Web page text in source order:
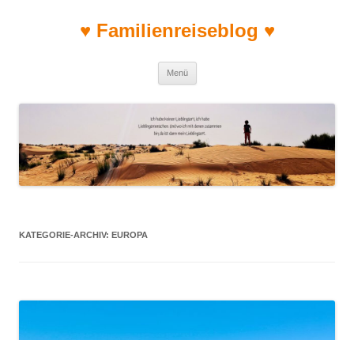
♥ Familienreiseblog ♥
Menü
KATEGORIE-ARCHIV: EUROPA